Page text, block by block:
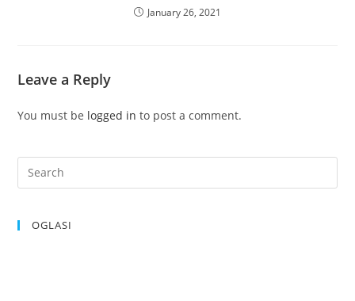
January 26, 2021
Leave a Reply
You must be logged in to post a comment.
OGLASI